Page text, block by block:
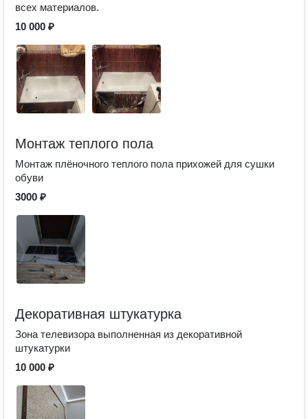
всех материалов.
10 000 ₽
Монтаж теплого пола
Монтаж плёночного теплого пола прихожей для сушки
обуви
3000 ₽
Декоративная штукатурка
Зона телевизора выполненная из декоративной
штукатурки
10 000 ₽